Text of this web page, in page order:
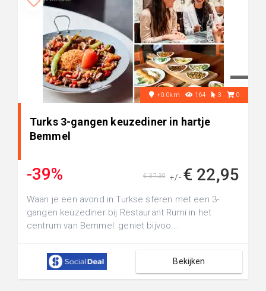
+0.0km 164 3 0
Turks 3-gangen keuzediner in hartje
Bemmel
-39% +/- € 22,95
€ 37,30
Waan je een avond in Turkse sferen met een 3-
gangen keuzediner bij Restaurant Rumi in het
centrum van Bemmel: geniet bijvoo...
Bekijken